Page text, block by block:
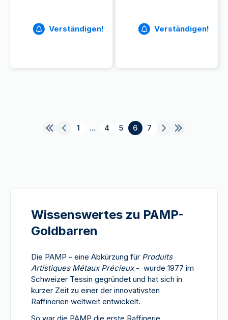
Verständigen! Verständigen!
1 ... 4 5 6 7
Wissenswertes zu PAMP-
Goldbarren
Die PAMP - eine Abkürzung für Produits
Artistiques Métaux Précieux- wurde 1977 im
Schweizer Tessin gegründet und hat sich in
kurzer Zeit zu einer der innovativsten
Raffinerien weltweit entwickelt.